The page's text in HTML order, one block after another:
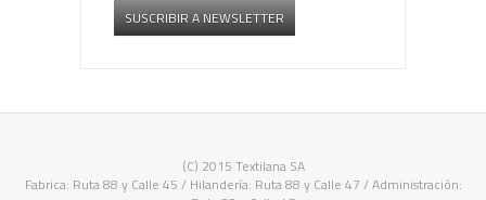
SUSCRIBIR A NEWSLETTER
(C) 2015 Textilana SA
Fabrica: Ruta 88 y Calle 45 / Hilandería: Ruta 88 y Calle 47 / Administración: